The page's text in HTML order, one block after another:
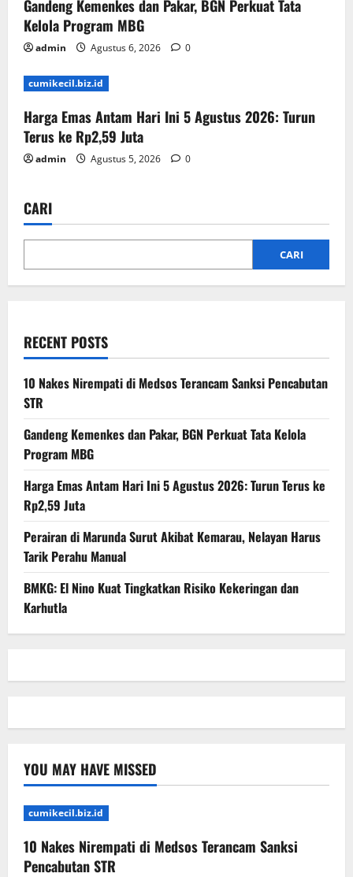
Gandeng Kemenkes dan Pakar, BGN Perkuat Tata
Kelola Program MBG
admin Agustus 6, 2026 0
cumikecil.biz.id
Harga Emas Antam Hari Ini 5 Agustus 2026: Turun
Terus ke Rp2,59 Juta
admin Agustus 5, 2026 0
CARI
CARI
RECENT POSTS
10 Nakes Nirempati di Medsos Terancam Sanksi Pencabutan
STR
Gandeng Kemenkes dan Pakar, BGN Perkuat Tata Kelola
Program MBG
Harga Emas Antam Hari Ini 5 Agustus 2026: Turun Terus ke
Rp2,59 Juta
Perairan di Marunda Surut Akibat Kemarau, Nelayan Harus
Tarik Perahu Manual
BMKG: El Nino Kuat Tingkatkan Risiko Kekeringan dan
Karhutla
YOU MAY HAVE MISSED
cumikecil.biz.id
10 Nakes Nirempati di Medsos Terancam Sanksi
Pencabutan STR